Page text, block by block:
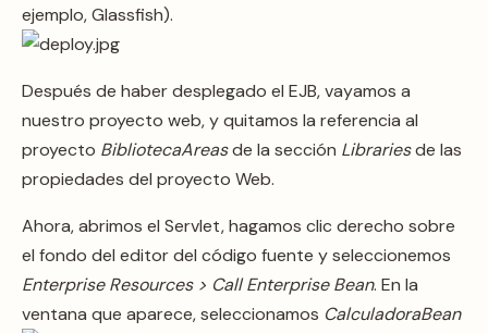
ejemplo, Glassfish).
Después de haber desplegado el EJB, vayamos a
nuestro proyecto web, y quitamos la referencia al
proyecto BibliotecaAreasde la sección Librariesde las
propiedades del proyecto Web.
Ahora, abrimos el Servlet, hagamos clic derecho sobre
el fondo del editor del código fuente y seleccionemos
Enterprise Resources > Call Enterprise Bean. En la
ventana que aparece, seleccionamos CalculadoraBean